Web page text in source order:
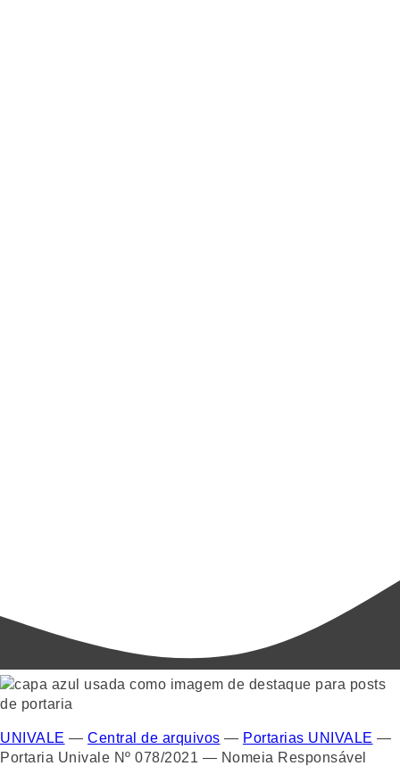
UNIVALE — Central de arquivos — Portarias UNIVALE —
Portaria Univale Nº 078/2021 — Nomeia Responsável